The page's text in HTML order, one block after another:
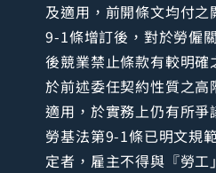
及適用，前開條文均付
9-1條增訂後，對於勞僱
後競業禁止條款有較明確
於前述委任契約性質之高
適用，於實務上仍有所
勞基法第9-1條已明文規
定者，雇主不得與『勞